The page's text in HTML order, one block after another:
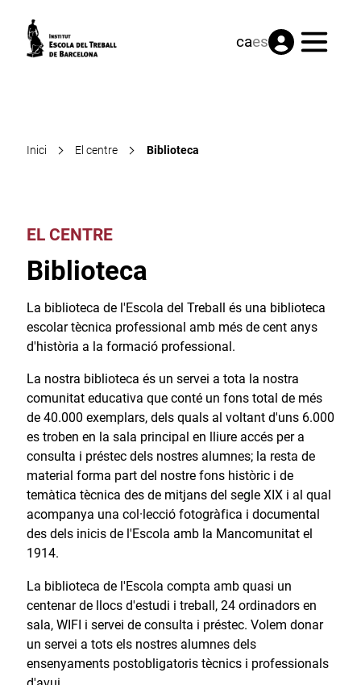
caes Menú
Inici El centre Biblioteca
EL CENTRE
Biblioteca
La biblioteca de l'Escola del Treball és una biblioteca
escolar tècnica professional amb més de cent anys
d'història a la formació professional.
La nostra biblioteca és un servei a tota la nostra
comunitat educativa que conté un fons total de més
de 40.000 exemplars, dels quals al voltant d'uns 6.000
es troben en la sala principal en lliure accés per a
consulta i préstec dels nostres alumnes; la resta de
material forma part del nostre fons històric i de
temàtica tècnica des de mitjans del segle XIX i al qual
acompanya una col·lecció fotogràfica i documental
des dels inicis de l'Escola amb la Mancomunitat el
1914.
La biblioteca de l'Escola compta amb quasi un
centenar de llocs d'estudi i treball, 24 ordinadors en
sala, WIFI i servei de consulta i préstec. Volem donar
un servei a tots els nostres alumnes dels
ensenyaments postobligatoris tècnics i professionals